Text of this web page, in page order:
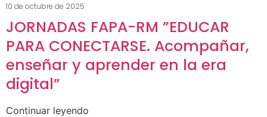
10 de octubre de 2025
JORNADAS FAPA-RM ”EDUCAR
PARA CONECTARSE. Acompañar,
enseñar y aprender en la era
digital”
Continuar leyendo